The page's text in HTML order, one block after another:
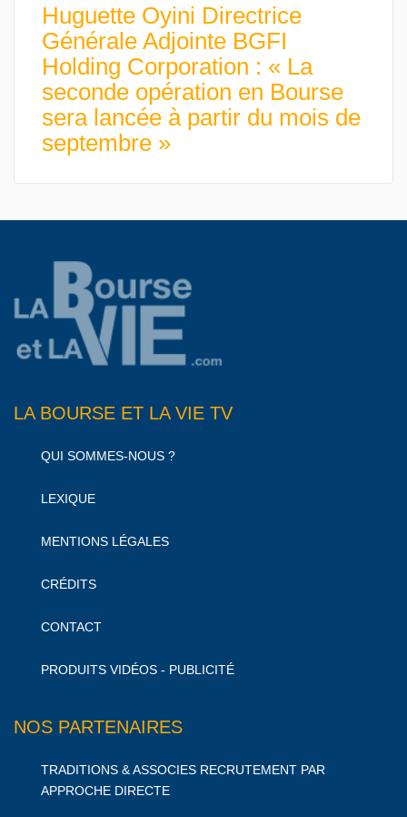
Huguette Oyini Directrice
Générale Adjointe BGFI
Holding Corporation : « La
seconde opération en Bourse
sera lancée à partir du mois de
septembre »
LA BOURSE ET LA VIE TV
QUI SOMMES-NOUS ?
LEXIQUE
MENTIONS LÉGALES
CRÉDITS
CONTACT
PRODUITS VIDÉOS - PUBLICITÉ
NOS PARTENAIRES
TRADITIONS & ASSOCIES RECRUTEMENT PAR
APPROCHE DIRECTE